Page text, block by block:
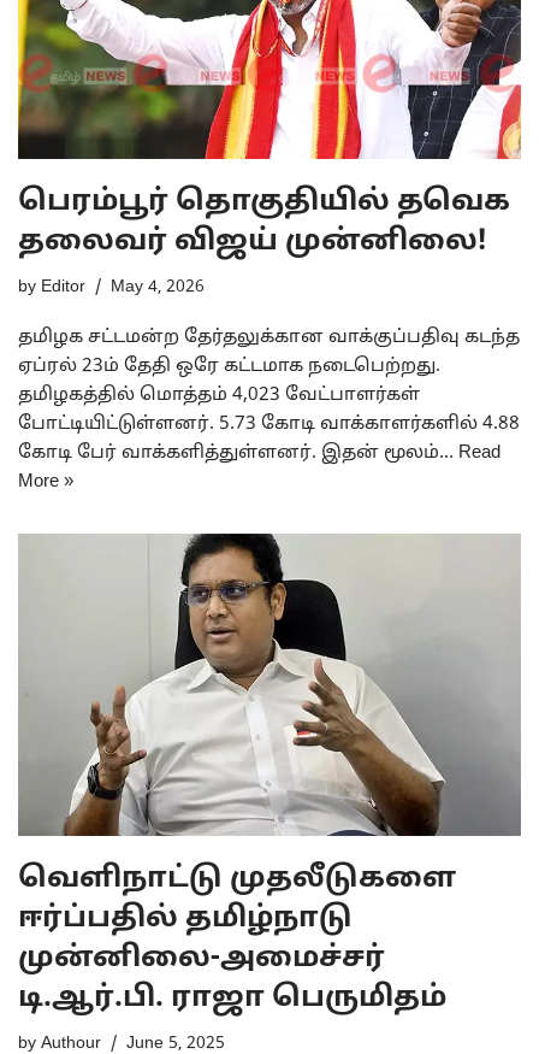
பெரம்பூர் தொகுதியில் தவெக
தலைவர் விஜய் முன்னிலை!
by Editor May 4, 2026
தமிழக சட்டமன்ற தேர்தலுக்கான வாக்குப்பதிவு கடந்த
ஏப்ரல் 23ம் தேதி ஒரே கட்டமாக நடைபெற்றது.
தமிழகத்தில் மொத்தம் 4,023 வேட்பாளர்கள்
போட்டியிட்டுள்ளனர். 5.73 கோடி வாக்காளர்களில் 4.88
கோடி பேர் வாக்களித்துள்ளனர். இதன் மூலம்… Read
More »
வெளிநாட்டு முதலீடுகளை
ஈர்ப்பதில் தமிழ்நாடு
முன்னிலை-அமைச்சர்
டி.ஆர்.பி. ராஜா பெருமிதம்
by Authour June 5, 2025